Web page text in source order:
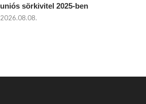
uniós sörkivitel 2025-ben
2026.08.08.